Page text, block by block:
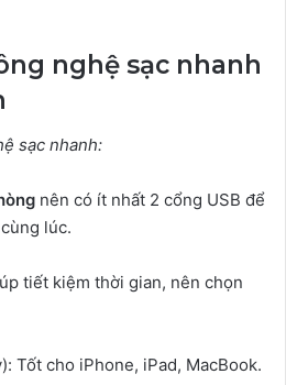
nghệ sạc nhanh
sạc nhanh:
nên có ít nhất 2 cổng USB để
lúc.
tiết kiệm thời gian, nên chọn
Tốt cho iPhone, iPad, MacBook.